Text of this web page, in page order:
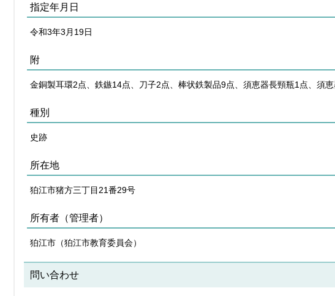
指定年月日
令和3年3月19日
附
金銅製耳環2点、鉄鏃14点、刀子2点、棒状鉄製品9点、須恵器長頸瓶1点、須
種別
史跡
所在地
狛江市猪方三丁目21番29号
所有者（管理者）
狛江市（狛江市教育委員会）
問い合わせ